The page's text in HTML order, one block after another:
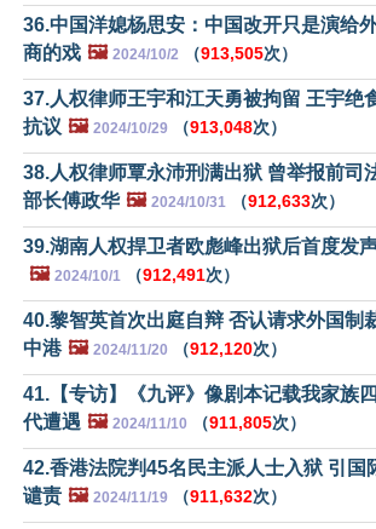
36.中国洋媳杨思安：中国改开只是演给
商的戏 🖼️ 2024/10/2 （913,505次）
37.人权律师王宇和江天勇被拘留 王宇绝
抗议 🖼️ 2024/10/29 （913,048次）
38.人权律师覃永沛刑满出狱 曾举报前司
部长傅政华 🖼️ 2024/10/31 （912,633次）
39.湖南人权捍卫者欧彪峰出狱后首度发
🖼️ 2024/10/1 （912,491次）
40.黎智英首次出庭自辩 否认请求外国制
中港 🖼️ 2024/11/20 （912,120次）
41.【专访】《九评》像剧本记载我家族四
代遭遇 🖼️ 2024/11/10 （911,805次）
42.香港法院判45名民主派人士入狱 引国
谴责 🖼️ 2024/11/19 （911,632次）